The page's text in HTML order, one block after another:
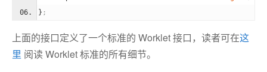
} ;
上面的接口定义了一个标准的 Worklet 接口，读者可在这
里 阅读 Worklet 标准的所有细节。